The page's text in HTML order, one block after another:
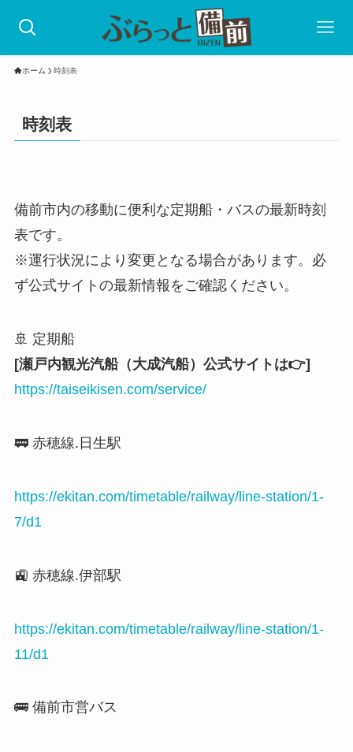
ホーム 時刻表
時刻表
備前市内の移動に便利な定期船・バスの最新時刻
表です。
※運行状況により変更となる場合があります。必
ず公式サイトの最新情報をご確認ください。
🚢 定期船
[瀬戸内観光汽船（大成汽船）公式サイトは👉]
https://taiseikisen.com/service/
🚃 赤穂線.日生駅
https://ekitan.com/timetable/railway/line-station/1-
7/d1
🚉 赤穂線.伊部駅
https://ekitan.com/timetable/railway/line-station/1-
11/d1
🚌 備前市営バス